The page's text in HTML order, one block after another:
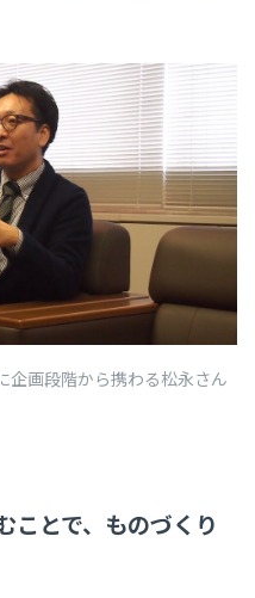
企画段階から携わる松永さん
ことで、ものづくり